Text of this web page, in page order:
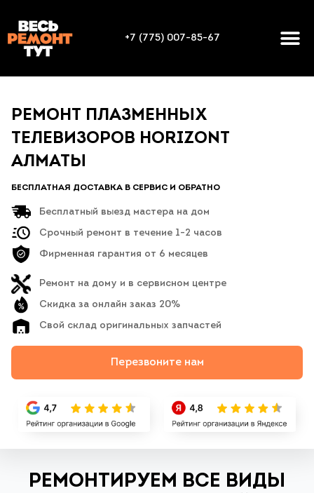
+7 (775) 007-85-67
РЕМОНТ ПЛАЗМЕННЫХ
ТЕЛЕВИЗОРОВ HORIZONT
АЛМАТЫ
БЕСПЛАТНАЯ ДОСТАВКА В СЕРВИС И ОБРАТНО
Бесплатный выезд мастера на дом
Срочный ремонт в течение 1-2 часов
Фирменная гарантия от 6 месяцев
Ремонт на дому и в сервисном центре
Скидка за онлайн заказ 20%
Свой склад оригинальных запчастей
Перезвоните нам
РЕМОНТИРУЕМ ВСЕ ВИДЫ